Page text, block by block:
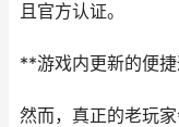
且官方认证。
**游戏内更新的便
然而，真正的老玩